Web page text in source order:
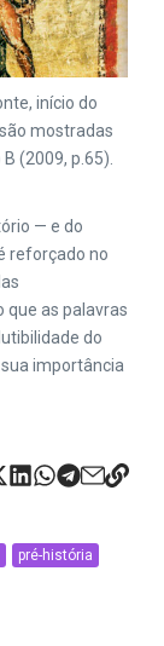
início do
mostradas
(2009, p.65).
— e do
reforçado no
que as palavras
do
importância
pré-história